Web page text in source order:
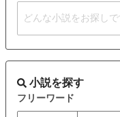
小説を探す
フリーワード